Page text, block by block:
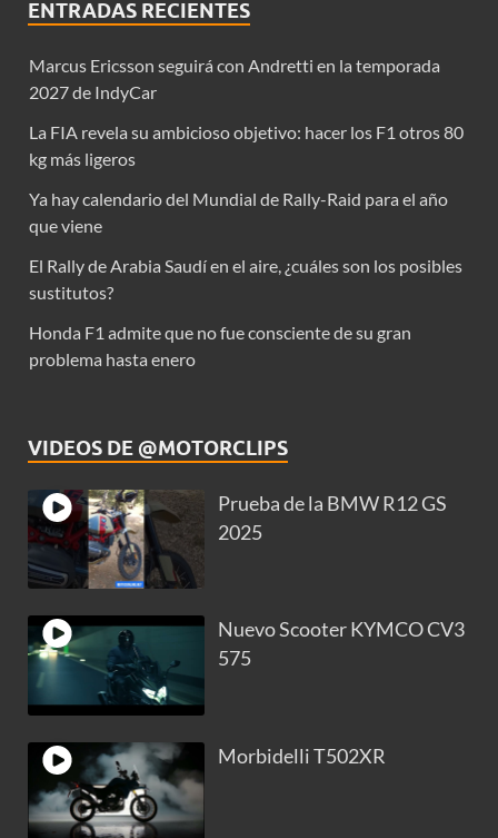
ENTRADAS RECIENTES
Marcus Ericsson seguirá con Andretti en la temporada
2027 de IndyCar
La FIA revela su ambicioso objetivo: hacer los F1 otros 80
kg más ligeros
Ya hay calendario del Mundial de Rally-Raid para el año
que viene
El Rally de Arabia Saudí en el aire, ¿cuáles son los posibles
sustitutos?
Honda F1 admite que no fue consciente de su gran
problema hasta enero
VIDEOS DE @MOTORCLIPS
Prueba de la BMW R12 GS
2025
Nuevo Scooter KYMCO CV3
575
Morbidelli T502XR